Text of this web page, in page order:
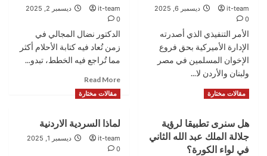
لحماية
المواطن
الأردني
it-team
ديسمبر 6, 2025
0
الأمر التنفيذي الذي أصدرته
الإدارة الأميركية بحق فروع
الإخوان المسلمين في مصر
ولبنان والأردن لا...
Read More
Read
واشنطن
والإخوان
…
it-team
ديسمبر 2, 2025
0
الدكتور نضال المجالي في
زمن تُعاد فيه كتابة الأحلام أكثر
مما تُراجع فيه الخطط، تبدو...
Read More
more
about
قرية
رَحْمَة
مقالات مختارة
هل سنرى تطبيقا لرؤية
جلالة الملك عبد الله الثاني
في لواء الكورة؟
مقالات مختارة
لماذا السردية الاردنية
it-team
ديسمبر 1, 2025
0